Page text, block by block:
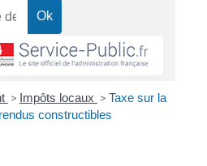
> Impôts locaux > Taxe sur la
constructibles